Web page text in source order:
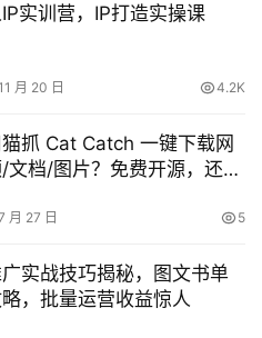
实训营，IP打造实操课
月 20 日 4.2K
抓 Cat Catch 一键下载网
文档/图片？免费开源，还支
月 27 日 5
实战技巧揭秘，图文书单
，批量运营收益惊人